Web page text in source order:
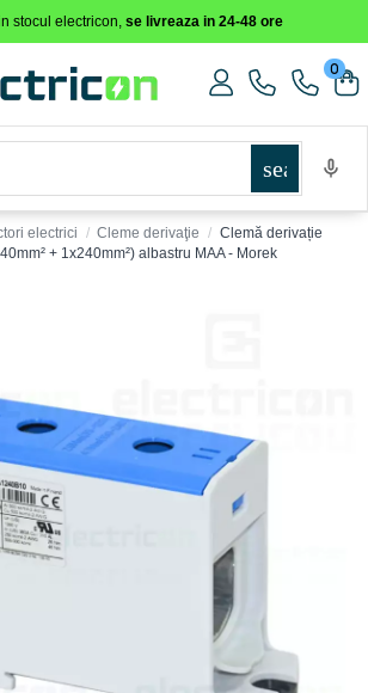
stocul electricon, se livreaza in 24-48 ore
0
search
electrici Cleme derivaţie
Clemă derivație
+ 1x240mm²) albastru MAA - Morek